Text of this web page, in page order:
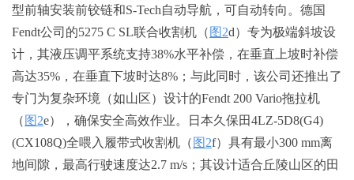
型前轴安装前铰链和S-Tech自动导航，可自动转向。德国
Fendt公司的5275 C SL联合收割机（ 图2d）专为极端斜坡设
计，其液压调平系统支持38%水平补偿，在垂直上坡时补偿
高达35%，在垂直下坡时达8%；与此同时，该公司还推出了
专门为复杂环境（如山区）设计的Fendt 200 Vario拖拉机
（ 图2e），确保安全高效作业。日本久保田4LZ-5D8(G4)
(CX108Q)全喂入履带式收割机（ 图2f）具有最小300 mm离
地间隙，最高行驶速度达2.7 m/s；其设计适合丘陵山区的田